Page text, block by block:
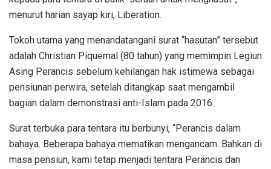
menurut harian sayap kiri, Liberation.
Tokoh utama yang menandatangani surat “hasutan” tersebut
adalah Christian Piquemal (80 tahun) yang memimpin Legiun
Asing Perancis sebelum kehilangan hak istimewa sebagai
pensiunan perwira, setelah ditangkap saat mengambil
bagian dalam demonstrasi anti-Islam pada 2016.
Surat terbuka para tentara itu berbunyi, “Perancis dalam
bahaya. Beberapa bahaya mematikan mengancam. Bahkan di
masa pensiun, kami tetap menjadi tentara Perancis dan